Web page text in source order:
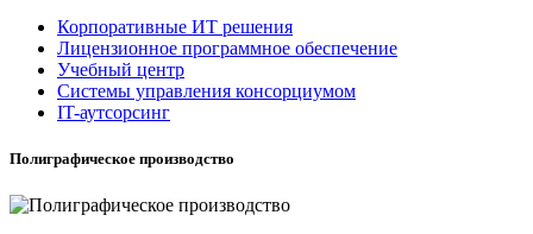
Корпоративные ИТ решения
Лицензионное программное обеспечение
Учебный центр
Системы управления консорциумом
IT-аутсорсинг
Полиграфическое производство